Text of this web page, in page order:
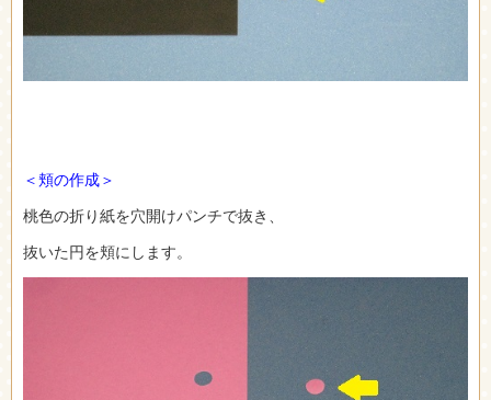
＜頬の作成＞
桃色の折り紙を穴開けパンチで抜き、
抜いた円を頬にします。